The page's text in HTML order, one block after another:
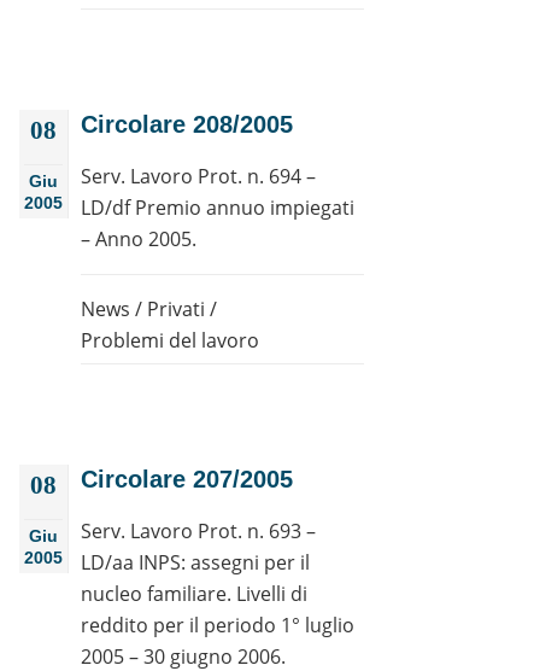
08
Giu
2005
Circolare 208/2005
Serv. Lavoro Prot. n. 694 –
LD/df Premio annuo impiegati
– Anno 2005.
News / Privati /
Problemi del lavoro
08
Giu
2005
Circolare 207/2005
Serv. Lavoro Prot. n. 693 –
LD/aa INPS: assegni per il
nucleo familiare. Livelli di
reddito per il periodo 1° luglio
2005 – 30 giugno 2006.